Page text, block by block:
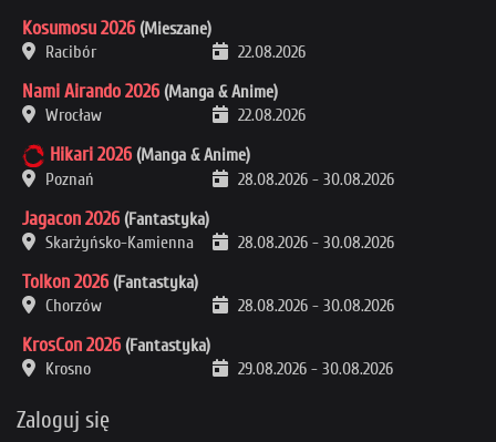
Kosumosu 2026 (Mieszane)
Racibór
22.08.2026
Nami Airando 2026 (Manga & Anime)
Wrocław
22.08.2026
Hikari 2026 (Manga & Anime)
Poznań
28.08.2026 - 30.08.2026
Jagacon 2026 (Fantastyka)
Skarżyńsko-Kamienna
28.08.2026 - 30.08.2026
Tolkon 2026 (Fantastyka)
Chorzów
28.08.2026 - 30.08.2026
KrosCon 2026 (Fantastyka)
Krosno
29.08.2026 - 30.08.2026
Zaloguj się